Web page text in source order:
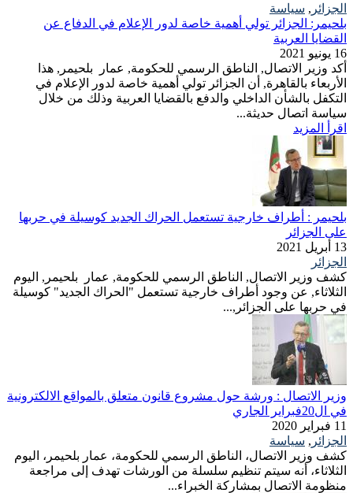
الجزائر , سياسة
بلحيمر: الجزائر تولي أهمية خاصة لدور الإعلام في الدفاع عن
القضايا العربية
16 يونيو 2021
أكد وزير الاتصال, الناطق الرسمي للحكومة, عمار بلحيمر, هذا
الأربعاء بالقاهرة, أن الجزائر تولي أهمية خاصة لدور الإعلام في
التكفل بالشأن الداخلي والدفع بالقضايا العربية وذلك من خلال
سياسة اتصال حديثة...
اقرأ المزيد
بلحيمر : أطراف خارجية تستعمل الحراك الجديد كوسيلة في حربها
على الجزائر
13 أبريل 2021
الجزائر
كشف وزير الاتصال, الناطق الرسمي للحكومة, عمار بلحيمر, اليوم
الثلاثاء, عن وجود أطراف خارجية تستعمل "الحراك الجديد" كوسيلة
في حربها على الجزائر,...
وزير الاتصال : ورشة حول مشروع قانون متعلق بالمواقع الالكترونية
في ال20فبراير الجاري
11 فبراير 2020
الجزائر , سياسة
كشف وزير الاتصال، الناطق الرسمي للحكومة، عمار بلحيمر، اليوم
الثلاثاء، أنه سيتم تنظيم سلسلة من الورشات تهدف إلى مراجعة
منظومة الاتصال بمشاركة الخبراء...